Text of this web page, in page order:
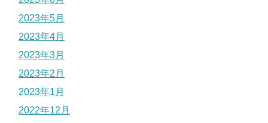
2023年5月
2023年4月
2023年3月
2023年2月
2023年1月
2022年12月